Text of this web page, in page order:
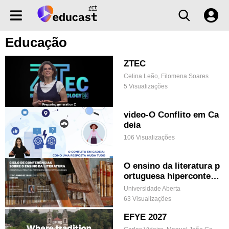
Educação
ZTEC
Celina Leão, Filomena Soares
5 Visualizações
video-O Conflito em Ca
deia
106 Visualizações
O ensino da literatura p
ortuguesa hipercontem
porânea
Universidade Aberta
63 Visualizações
EFYE 2027